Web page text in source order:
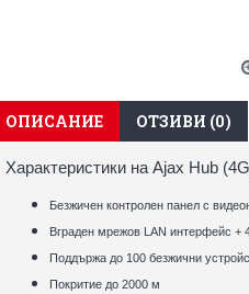
ОПИСАНИЕ ОТЗИВИ (0)
Характеристики на Ajax Hub
Безжичен контролен панел с
Вграден мрежов LAN интерфейс +
Поддържа до 100 безжични
Покритие до 2000 м